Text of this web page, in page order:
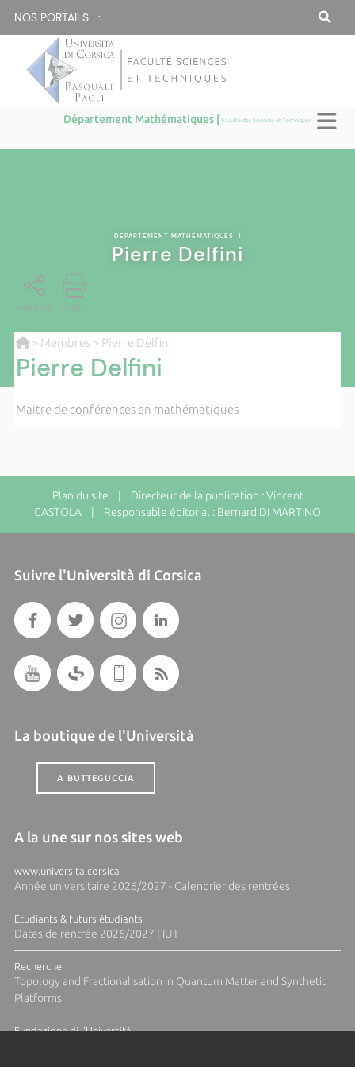
NOS PORTAILS :
Département Mathématiques |Faculté des Sciences et Techniques
DÉPARTEMENT MATHÉMATIQUES |
Pierre Delfini
PARTAGE PDF
> Membres> Pierre Delfini
Pierre Delfini
Maitre de conférences en mathématiques
Plan du site | Directeur de la publication : Vincent
CASTOLA | Responsable éditorial : Bernard DI MARTINO
Suivre l'Università di Corsica
La boutique de l'Università
A BUTTEGUCCIA
A la une sur nos sites web
www.universita.corsica
Année universitaire 2026/2027 - Calendrier des rentrées
Etudiants & futurs étudiants
Dates de rentrée 2026/2027 | IUT
Recherche
Topology and Fractionalisation in Quantum Matter and Synthetic
Platforms
Fundazione di l'Università